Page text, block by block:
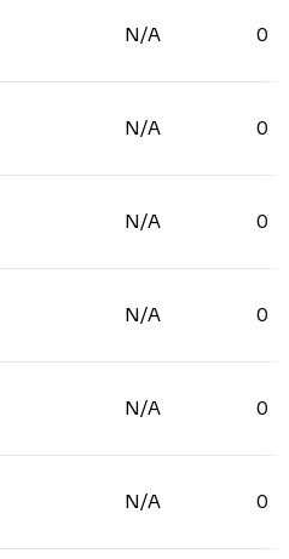
N/A 0
N/A 0
N/A 0
N/A 0
N/A 0
N/A 0